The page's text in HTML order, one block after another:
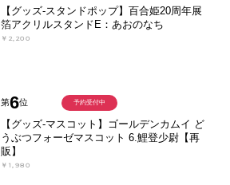
【グッズ-スタンドポップ】百合姫20周年展
箔アクリルスタンドE：あおのなち
￥2,200
第6位
【グッズ-マスコット】ゴールデンカムイ ど
うぶつフォーゼマスコット 6.鯉登少尉【再
販】
￥1,980
予約受付中